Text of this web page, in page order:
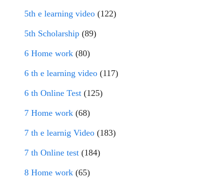
5th e learning video (122)
5th Scholarship (89)
6 Home work (80)
6 th e learning video (117)
6 th Online Test (125)
7 Home work (68)
7 th e learnig Video (183)
7 th Online test (184)
8 Home work (65)